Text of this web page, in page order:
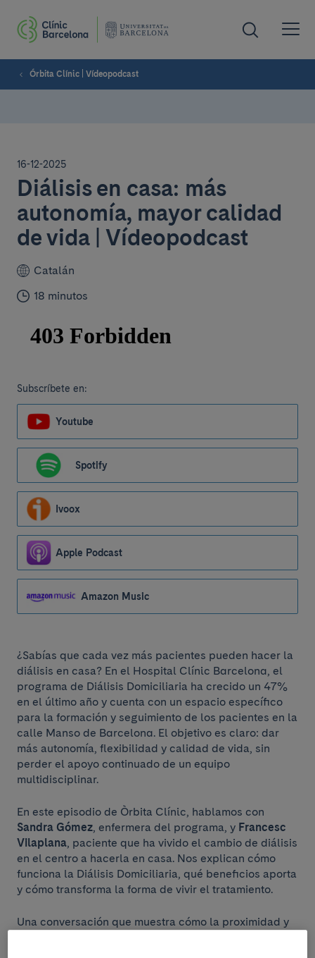
Órbita Clínic | Vídeopodcast
16-12-2025
Diálisis en casa: más
autonomía, mayor calidad
de vida | Vídeopodcast
Catalán
18 minutos
Subscríbete en:
Youtube
Spotify
Ivoox
Apple Podcast
Amazon Music
¿Sabías que cada vez más pacientes pueden hacer la
diálisis en casa? En el Hospital Clínic Barcelona, ​​el
programa de Diálisis Domiciliaria ha crecido un 47%
en el último año y cuenta con un espacio específico
para la formación y seguimiento de los pacientes en la
calle Manso de Barcelona. El objetivo es claro: dar
más autonomía, flexibilidad y calidad de vida, sin
perder el apoyo continuado de un equipo
multidisciplinar.
En este episodio de Òrbita Clínic, hablamos con
Sandra Gómez, enfermera del programa, y ​​ Francesc
Vilaplana, paciente que ha vivido el cambio de diálisis
en el centro a hacerla en casa. Nos explican cómo
funciona la Diálisis Domiciliaria, qué beneficios aporta
y cómo transforma la forma de vivir el tratamiento.
Una conversación que muestra cómo la proximidad y